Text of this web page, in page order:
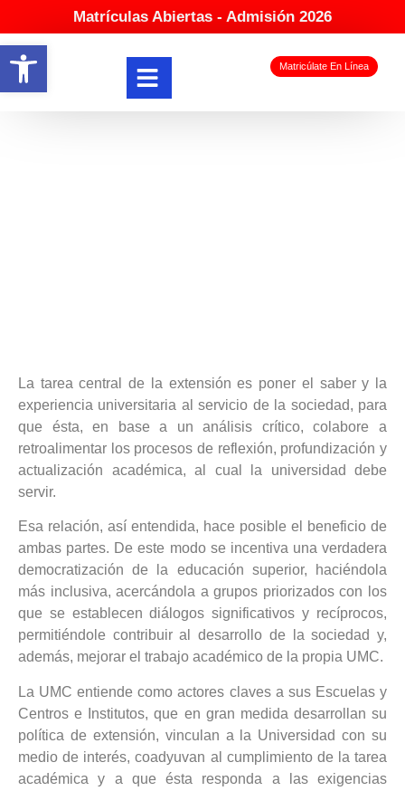
Abrir barra de herramientas
Matrículas Abiertas - Admisión 2026
Matricúlate En Línea
La tarea central de la extensión es poner el saber y la
experiencia universitaria al servicio de la sociedad, para
que ésta, en base a un análisis crítico, colabore a
retroalimentar los procesos de reflexión, profundización y
actualización académica, al cual la universidad debe
servir.
Esa relación, así entendida, hace posible el beneficio de
ambas partes. De este modo se incentiva una verdadera
democratización de la educación superior, haciéndola
más inclusiva, acercándola a grupos priorizados con los
que se establecen diálogos significativos y recíprocos,
permitiéndole contribuir al desarrollo de la sociedad y,
además, mejorar el trabajo académico de la propia UMC.
La UMC entiende como actores claves a sus Escuelas y
Centros e Institutos, que en gran medida desarrollan su
política de extensión, vinculan a la Universidad con su
medio de interés, coadyuvan al cumplimiento de la tarea
académica y a que ésta responda a las exigencias